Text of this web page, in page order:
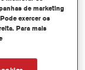
LI
de marketing
exercer os
Para mais